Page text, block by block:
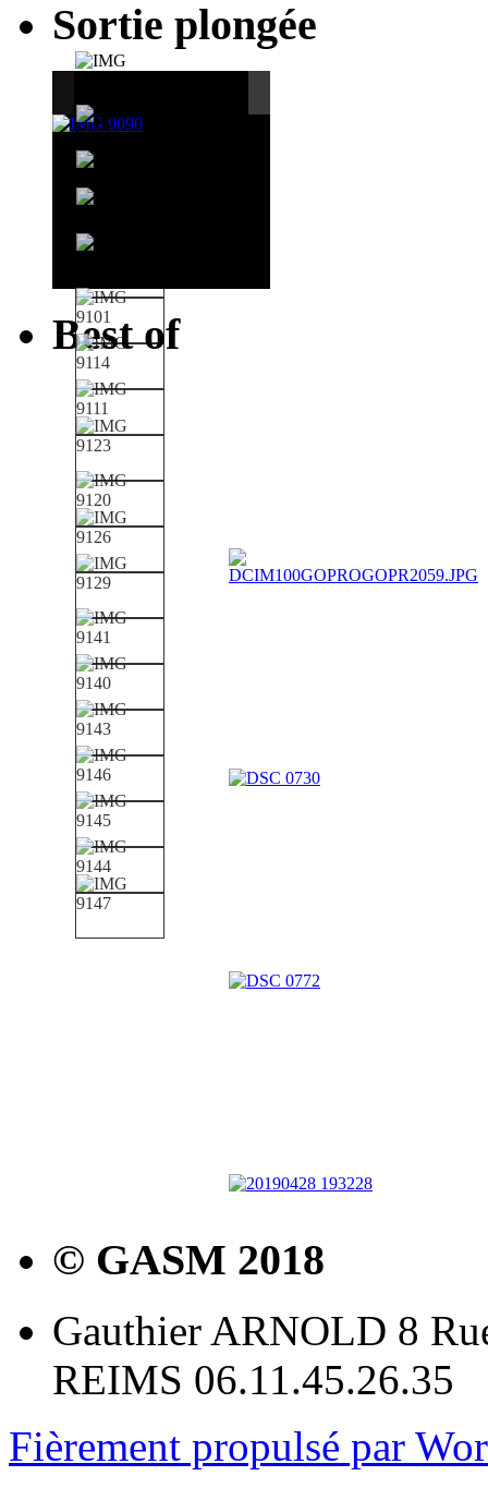
Sortie plongée
Best of
© GASM 2018
Gauthier ARNOLD 8
REIMS 06.11.45.26.35
Fièrement propulsé par